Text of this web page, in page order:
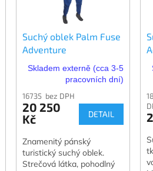
Suchý oblek Palm Fuse
Adventure
Skladem externě (cca 3-5
pracovních dní)
16735 bez DPH
20 250
Kč
DETAIL
Znamenitý pánský
turistický suchý oblek.
Strečová látka, pohodlný